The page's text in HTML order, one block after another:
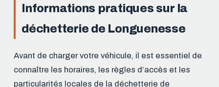
Informations pratiques sur la
déchetterie de Longuenesse
Avant de charger votre véhicule, il est essentiel de
connaître les horaires, les règles d’accès et les
particularités locales de la déchetterie de